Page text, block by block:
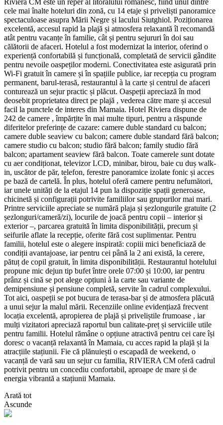
cele mai înalte hoteluri din zonă, cu 14 etaje și priveliști panoramice
spectaculoase asupra Mării Negre și lacului Siutghiol. Poziționarea
excelentă, accesul rapid la plajă și atmosfera relaxantă îl recomandă
atât pentru vacanțe în familie, cât și pentru sejururi în doi sau
călătorii de afaceri. Hotelul a fost modernizat la interior, oferind o
experiență confortabilă și funcțională, completată de servicii gândite
pentru nevoile oaspeților moderni. Conectivitatea este asigurată prin
Wi‑Fi gratuit în camere și în spațiile publice, iar recepția cu program
permanent, barul-terasă, restaurantul à la carte și centrul de afaceri
conturează un sejur practic și plăcut. Oaspeții apreciază în mod
deosebit proprietatea direct pe plajă , vederea către mare și accesul
facil la punctele de interes din Mamaia. Hotel Riviera dispune de
242 de camere , împărțite în mai multe tipuri, pentru a răspunde
diferitelor preferințe de cazare: camere duble standard cu balcon;
camere duble seaview cu balcon; camere duble standard fără balcon;
camere studio cu balcon; studio fără balcon; family studio fără
balcon; apartament seaview fără balcon. Toate camerele sunt dotate
cu aer condiționat, televizor LCD, minibar, birou, baie cu duș walk-
in, uscător de păr, telefon, ferestre panoramice izolate fonic și acces
pe bază de cartelă. În plus, hotelul oferă camere pentru nefumători,
iar unele unități de la etajul 14 pun la dispoziție spații generoase,
chicinetă și configurații potrivite familiilor sau grupurilor mai mari.
Printre serviciile apreciate se numără plaja și șezlongurile gratuite (2
șezlonguri/cameră/zi), locurile de joacă pentru copii – interior și
exterior –, parcarea gratuită în limita disponibilității, precum și
seifurile aflate la recepție, oferite fără cost suplimentar. Pentru
familii, hotelul este o alegere inspirată: copiii mici beneficiază de
condiții avantajoase, iar pentru cei până la 2 ani există, la cerere,
pătuț de copil gratuit, în limita disponibilității. Restaurantul hotelului
propune mic dejun tip bufet între orele 07:00 și 10:00, iar pentru
prânz și cină se pot alege opțiuni à la carte sau variante de
demipensiune și pensiune completă, servite în cadrul complexului.
Tot aici, oaspeții se pot bucura de terasa-bar și de atmosfera plăcută
a unui sejur la malul mării. Recenziile online evidențiază frecvent
locația excelentă, apropierea de plajă și priveliștile frumoase , iar
mulți vizitatori apreciază raportul bun calitate-preț și serviciile utile
pentru familii. Hotelul rămâne o opțiune atractivă pentru cei care își
doresc o vacanță relaxantă în Mamaia, cu acces rapid la plajă și la
atracțiile stațiunii. Fie că plănuiești o escapadă de weekend, o
vacanță de vară sau un sejur cu familia, RIVIERA CM oferă cadrul
potrivit pentru un concediu confortabil, aproape de mare și de
energia vibrantă a stațiunii Mamaia.
Arată tot
Ascunde